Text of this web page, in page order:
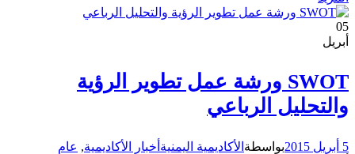
05
أبريل
SWOT ورشة عمل تطوير الرؤية
والتحليل الرباعي
5 أبريل 2015 بواسطة الأكاديمية اليمنية أخبار الأكاديمية, عام